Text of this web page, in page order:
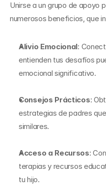
Unirse a un grupo de apoyo
numerosos beneficios, que
Alivio Emocional:
entienden tus desafíos
emocional significativo.
Consejos Prácticos:
estrategias de padres
similares.
Acceso a Recursos:
terapias y recursos
tu hijo.